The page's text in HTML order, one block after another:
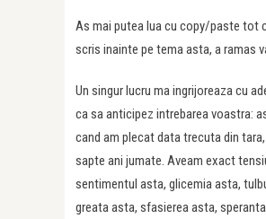
As mai putea lua cu copy/paste tot
scris inainte pe tema asta, a ramas
Un singur lucru ma ingrijoreaza cu
ca sa anticipez intrebarea voastra:
cand am plecat data trecuta din
sapte ani jumate. Aveam exact
sentimentul asta, glicemia asta,
greata asta, sfasierea asta,